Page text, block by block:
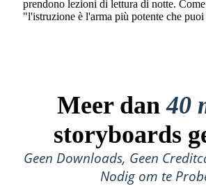
prendono lezioni di lettura di notte.
"l'istruzione è l'arma più potente che
Meer dan40
storyboards
Geen Downloads, Geen
Nodig om te